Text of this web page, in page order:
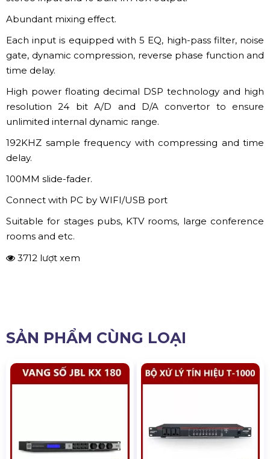
Abundant mixing effect.
Each input is equipped with 5 EQ, high-pass filter, noise
gate, dynamic compression, reverse phase function and
time delay.
High power floating decimal DSP technology and high
resolution 24 bit A/D and D/A convertor to ensure
unlimited internal dynamic range.
192KHZ sample frequency with compressing and time
delay.
100MM slide-fader.
Connect with PC by WIFI/USB port
Suitable for stages pubs, KTV rooms, large conference
rooms and etc.
3712 lượt xem
SẢN PHẨM CÙNG LOẠI